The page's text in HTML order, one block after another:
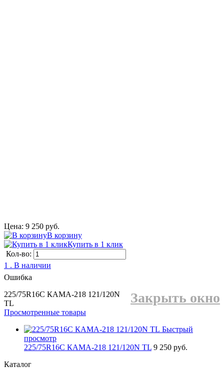
Цена: 9 250 руб.
В корзину
Купить в 1 клик
Кол-во:
1 . В наличии
Ошибка
Закрыть окно
225/75R16C КАМА-218 121/120N
TL
Просмотренные товары
Быстрый
просмотр
225/75R16C КАМА-218 121/120N TL 9 250 руб.
Каталог